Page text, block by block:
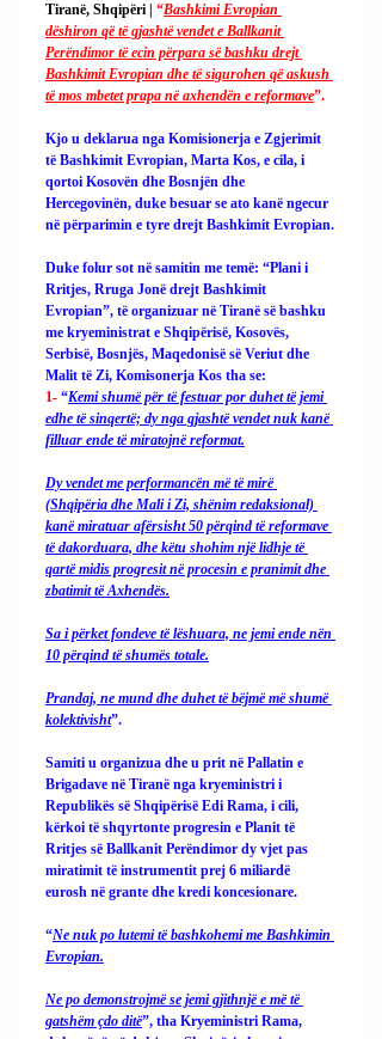
Tiranë, Shqipëri | “Bashkimi Evropian
dëshiron që të gjashtë vendet e Ballkanit
Perëndimor të ecin përpara së bashku drejt
Bashkimit Evropian dhe të sigurohen që askush
të mos mbetet prapa në axhendën e reformave”.
Kjo u deklarua nga Komisionerja e Zgjerimit
të Bashkimit Evropian, Marta Kos, e cila, i
qortoi Kosovën dhe Bosnjën dhe
Hercegovinën, duke besuar se ato kanë ngecur
në përparimin e tyre drejt Bashkimit Evropian.
Duke folur sot në samitin me temë: “Plani i
Rritjes, Rruga Jonë drejt Bashkimit
Evropian”, të organizuar në Tiranë së bashku
me kryeministrat e Shqipërisë, Kosovës,
Serbisë, Bosnjës, Maqedonisë së Veriut dhe
Malit të Zi, Komisonerja Kos tha se:
1- “Kemi shumë për të festuar por duhet të jemi
edhe të sinqertë; dy nga gjashtë vendet nuk kanë
filluar ende të miratojnë reformat.
Dy vendet me performancën më të mirë
(Shqipëria dhe Mali i Zi, shënim redaksional)
kanë miratuar afërsisht 50 përqind të reformave
të dakorduara, dhe këtu shohim një lidhje të
qartë midis progresit në procesin e pranimit dhe
zbatimit të Axhendës.
Sa i përket fondeve të lëshuara, ne jemi ende nën
10 përqind të shumës totale.
Prandaj, ne mund dhe duhet të bëjmë më shumë
kolektivisht”.
Samiti u organizua dhe u prit në Pallatin e
Brigadave në Tiranë nga kryeministri i
Republikës së Shqipërisë Edi Rama, i cili,
kërkoi të shqyrtonte progresin e Planit të
Rritjes së Ballkanit Perëndimor dy vjet pas
miratimit të instrumentit prej 6 miliardë
eurosh në grante dhe kredi koncesionare.
“Ne nuk po lutemi të bashkohemi me Bashkimin
Evropian.
Ne po demonstrojmë se jemi gjithnjë e më të
gatshëm çdo ditë”, tha Kryeministri Rama,